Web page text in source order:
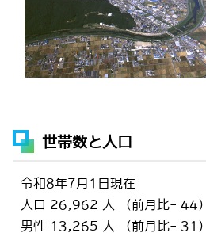
世帯数と人口
令和8年7月1日現在
人口 26,962 人 （前月比- 44）
男性 13,265 人 （前月比- 31）